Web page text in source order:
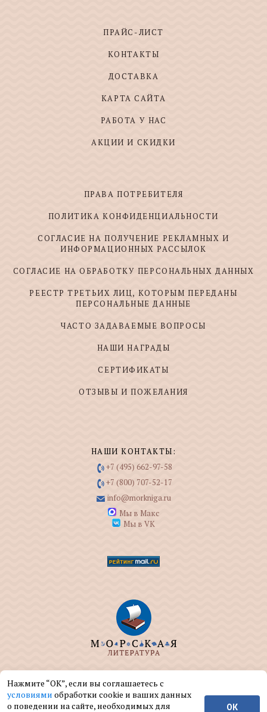
ПРАЙС-ЛИСТ
КОНТАКТЫ
ДОСТАВКА
КАРТА САЙТА
РАБОТА У НАС
АКЦИИ И СКИДКИ
ПРАВА ПОТРЕБИТЕЛЯ
ПОЛИТИКА КОНФИДЕНЦИАЛЬНОСТИ
СОГЛАСИЕ НА ПОЛУЧЕНИЕ РЕКЛАМНЫХ И
ИНФОРМАЦИОННЫХ РАССЫЛОК
СОГЛАСИЕ НА ОБРАБОТКУ ПЕРСОНАЛЬНЫХ ДАННЫХ
РЕЕСТР ТРЕТЬИХ ЛИЦ, КОТОРЫМ ПЕРЕДАНЫ
ПЕРСОНАЛЬНЫЕ ДАННЫЕ
ЧАСТО ЗАДАВАЕМЫЕ ВОПРОСЫ
НАШИ НАГРАДЫ
СЕРТИФИКАТЫ
ОТЗЫВЫ И ПОЖЕЛАНИЯ
НАШИ КОНТАКТЫ:
+7 (495) 662-97-58
+7 (800) 707-52-17
info@morkniga.ru
Мы в Макс
Мы в VK
ООО "МОРКНИГА" занимается изданием и
реализацией книг на морскую тематику.
Нажмите “ОК”, если вы соглашаетесь с
условиями обработки cookie и ваших данных
о поведении на сайте, необходимых для
ОК